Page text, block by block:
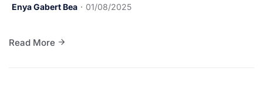
Enya Gabert Bea 01/08/2025
Read More